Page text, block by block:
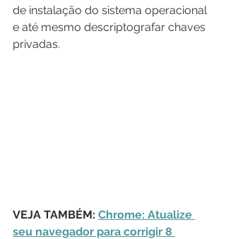
de instalação do sistema operacional
e até mesmo descriptografar chaves
privadas.
VEJA TAMBÉM: Chrome: Atualize
seu navegador para corrigir 8